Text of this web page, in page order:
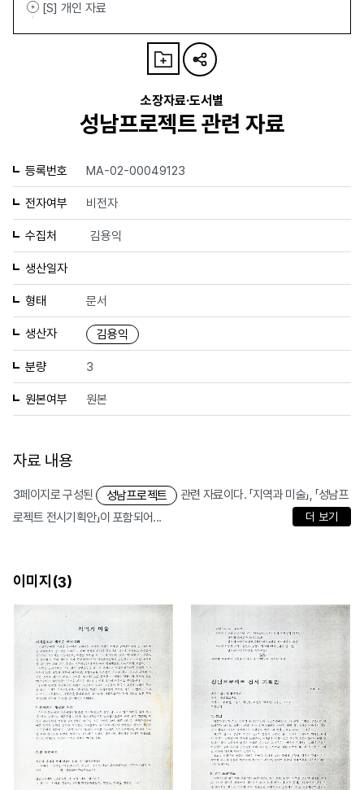
[S] 개인 자료
소장자료·도서별
성남프로젝트 관련 자료
등록번호 MA-02-00049123
전자여부 비전자
수집처 김용익
생산일자
형태 문서
생산자 김용익
분량 3
원본여부 원본
자료 내용
3페이지로 구성된 성남프로젝트
관련 자료이다. 「지역과 미술」, 「성남프
로젝트 전시기획안」이 포함되어...
더 보기
이미지(3)